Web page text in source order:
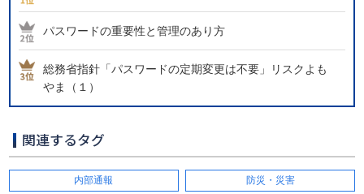
パスワードの重要性と管理のあり方
総務省指針「パスワードの定期変更は不要」リスクよも
やま（１）
関連するタグ
内部通報 防災・災害